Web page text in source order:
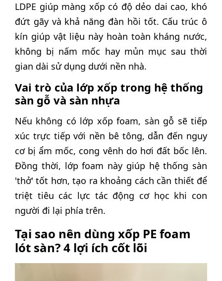
LDPE giúp màng xốp có độ dẻo dai cao, khó
đứt gãy và khả năng đàn hồi tốt. Cấu trúc ô
kín giúp vật liệu này hoàn toàn kháng nước,
không bị nấm mốc hay mủn mục sau thời
gian dài sử dụng dưới nền nhà.
Vai trò của lớp xốp trong hệ thống
sàn gỗ và sàn nhựa
Nếu không có lớp xốp foam, sàn gỗ sẽ tiếp
xúc trực tiếp với nền bê tông, dẫn đến nguy
cơ bị ẩm mốc, cong vênh do hơi đất bốc lên.
Đồng thời, lớp foam này giúp hệ thống sàn
'thở' tốt hơn, tạo ra khoảng cách cần thiết để
triệt tiêu các lực tác động cơ học khi con
người đi lại phía trên.
Tại sao nên dùng xốp PE foam
lót sàn? 4 lợi ích cốt lõi